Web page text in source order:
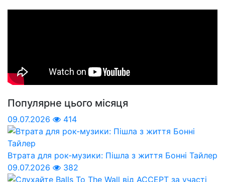
Популярне цього місяця
09.07.2026 414
Втрата для рок-музики: Пішла з життя Бонні Тайлер
09.07.2026
382